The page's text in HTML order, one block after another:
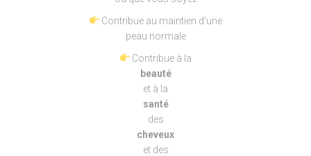
Contribue au maintien d’une
peau normale
Contribue à la
beauté
et à la
santé
des
cheveux
et des